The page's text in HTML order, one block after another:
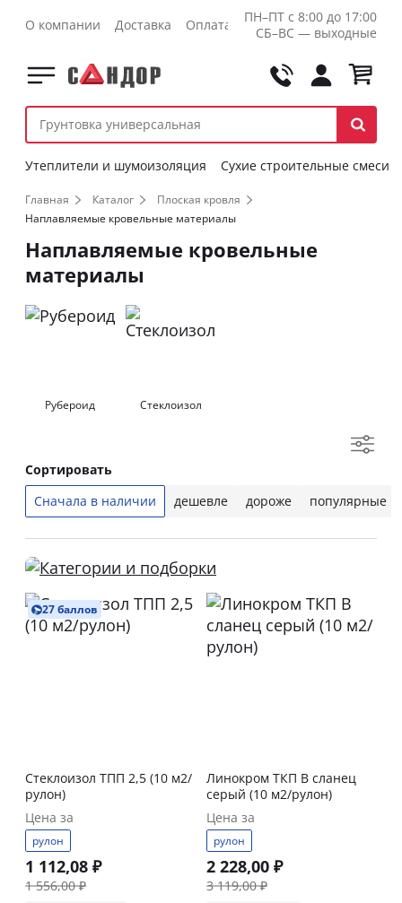
О компании Доставка Оплата Контакты Оптовикам
ПН–ПТ с 8:00 до 17:00
СБ–ВС — выходные
Утеплители и шумоизоляция Сухие строительные смеси
Главная Каталог
Плоская кровля
Наплавляемые кровельные материалы
Наплавляемые кровельные
материалы
Рубероид Стеклоизол
Сортировать
Сначала в наличии
дешевле дороже популярные
27 баллов
Стеклоизол ТПП 2,5 (10 м2/
рулон)
Цена за
рулон
1 112,08 ₽
1 556,00 ₽
Линокром ТКП В сланец
серый (10 м2/рулон)
Цена за
рулон
2 228,00 ₽
3 119,00 ₽